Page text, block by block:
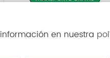
Giatsu Aroma 2E
en nuestra